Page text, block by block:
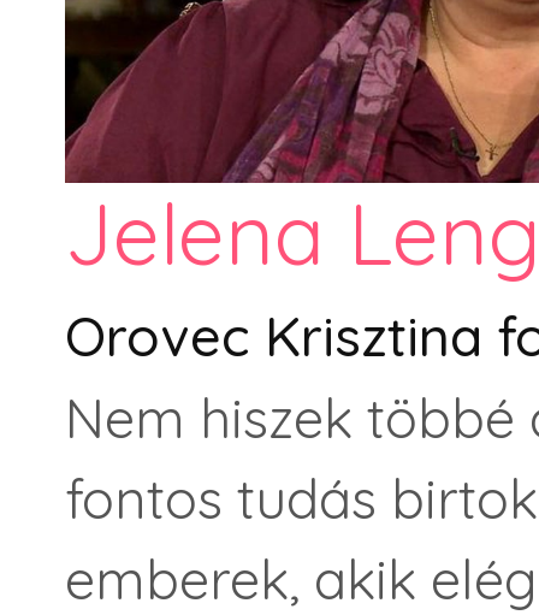
Jelena
Orovec Krisztina
Nem hiszek
fontos tudás
emberek, akik